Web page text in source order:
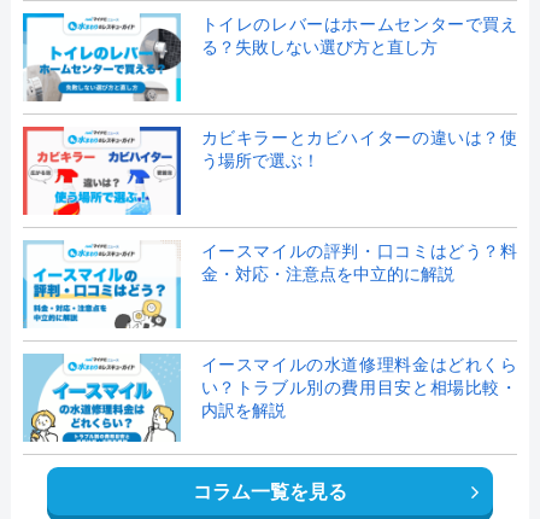
トイレのレバーはホームセンターで買え
る？失敗しない選び方と直し方
カビキラーとカビハイターの違いは？使
う場所で選ぶ！
イースマイルの評判・口コミはどう？料
金・対応・注意点を中立的に解説
イースマイルの水道修理料金はどれくら
い？トラブル別の費用目安と相場比較・
内訳を解説
コラム一覧を見る